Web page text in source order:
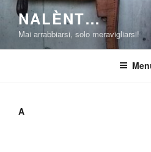
Salta
contenuto
NALÈNT…
Mai arrabbiarsi, solo meravigliarsi!
A